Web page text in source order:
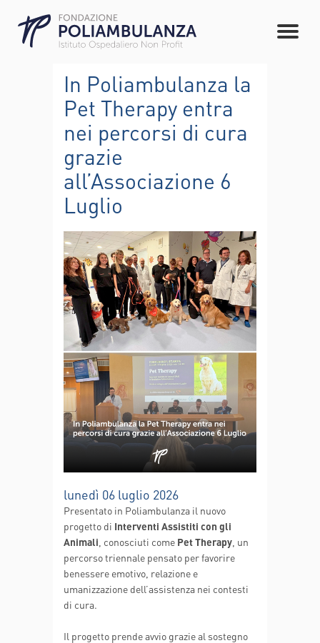
In Poliambulanza la
Pet Therapy entra
nei percorsi di cura
grazie
all’Associazione 6
Luglio
lunedì 06 luglio 2026
Presentato in Poliambulanza il nuovo
progetto di Interventi Assistiti con gli
Animali , conosciuti come Pet Therapy , un
percorso triennale pensato per favorire
benessere emotivo, relazione e
umanizzazione dell’assistenza nei contesti
di cura.
Il progetto prende avvio grazie al sostegno